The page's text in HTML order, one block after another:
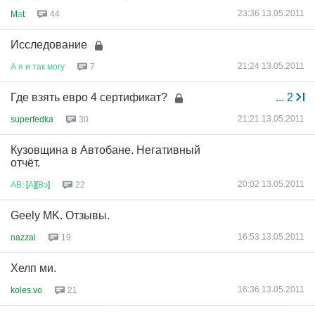
Mаt 44 23:36 13.05.2011
Исследование
А я и так могу 7 21:24 13.05.2011
... 2
Где взять евро 4 сертификат?
superfedka 30 21:21 13.05.2011
Кузовщина в Автобане. Негативный
отчёт.
АВ: [А][Вэ] 22 20:02 13.05.2011
Geely MK. Отзывы.
nazzal 19 16:53 13.05.2011
Хелп ми.
koles.vo 21 16:36 13.05.2011